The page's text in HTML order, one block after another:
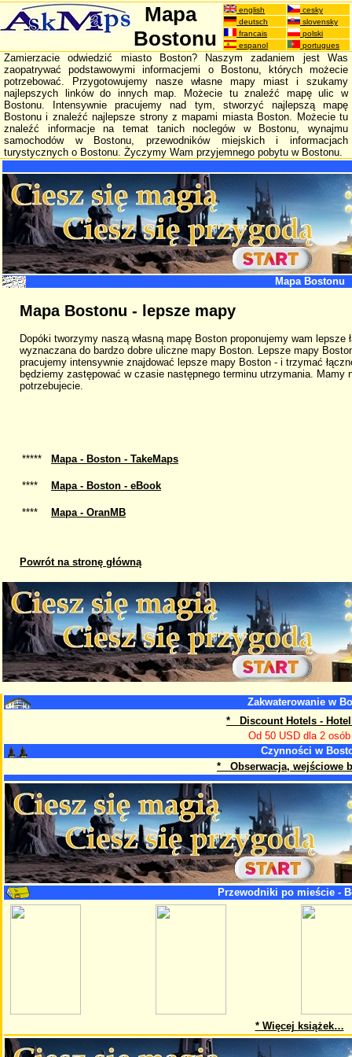
Mapa
Bostonu
english
cesky
deutsch
slovensky
francais
polski
espanol
portugues
Zamierzacie odwiedzić miasto Boston? Naszym zadaniem jest Was
zaopatrywać podstawowymi informacjemi o Bostonu, których możecie
potrzebować. Przygotowujemy nasze własne mapy miast i szukamy
najlepszych linków do innych map. Możecie tu znaleźć mapę ulic w
Bostonu. Intensywnie pracujemy nad tym, stworzyć najlepszą mapę
Bostonu i znaleźć najlepsze strony z mapami miasta Boston. Możecie tu
znaleźć informacje na temat tanich noclegów w Bostonu, wynajmu
samochodów w Bostonu, przewodników miejskich i informacjach
turystycznych o Bostonu. Życzymy Wam przyjemnego pobytu w Bostonu.
Mapa Bostonu
Mapa Bostonu - lepsze mapy
Dopóki tworzymy naszą własną mapę Boston proponujemy wam lepsze
wyznaczana do bardzo dobre uliczne mapy Boston. Lepsze mapy
pracujemy intensywnie znajdować lepsze mapy Boston - i trzymać
będziemy zastępować w czasie następnego terminu utrzymania.
potrzebujecie.
***** Mapa - Boston - TakeMaps
**** Mapa - Boston - eBook
**** Mapa - OranMB
Powrót na stronę główną
Zakwaterowanie w
* Discount Hotels -
Od 50 USD dla 2 osób
Czynności w
* Obserwacja, wejściowe
Przewodniki po mieście -
* Więcej książek…